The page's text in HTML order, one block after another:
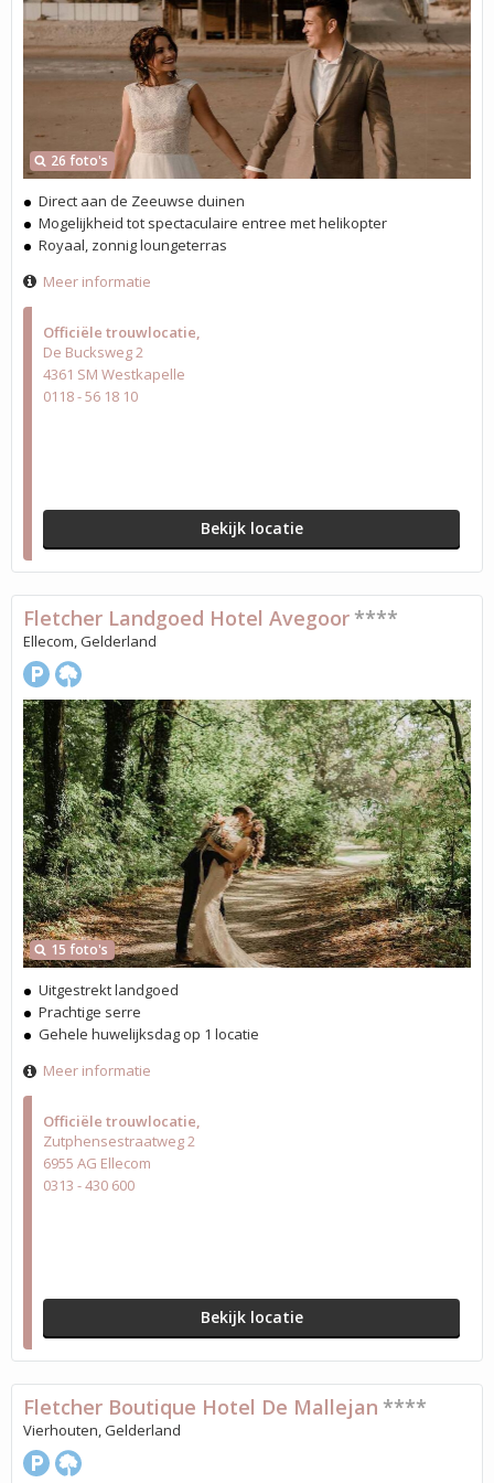
Officiële trouwlocatie
De Bucksweg 2
4361 SM Westkapelle
0118 - 56 18 10
Bekijk locatie
26 foto's
Direct aan de Zeeuwse duinen
Mogelijkheid tot spectaculaire entree met helikopter
Royaal, zonnig loungeterras
Meer informatie
Officiële trouwlocatie
Zutphensestraatweg 2
6955 AG Ellecom
0313 - 430 600
Bekijk locatie
15 foto's
Fletcher Landgoed Hotel Avegoor ****
Ellecom, Gelderland
Uitgestrekt landgoed
Prachtige serre
Gehele huwelijksdag op 1 locatie
Meer informatie
Fletcher Boutique Hotel De Mallejan ****
Vierhouten, Gelderland